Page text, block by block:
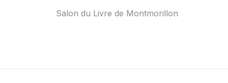
Salon du Livre de Montmorillon